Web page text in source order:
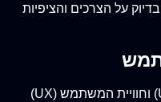
על הצרכים והציפיות
תכנון נכון של ממשק המשתמש (UI) וחוויית המשתמש (UX)